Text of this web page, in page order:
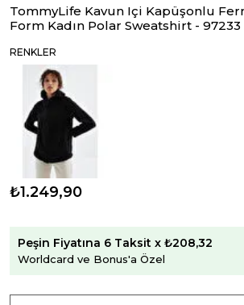
TommyLife Kavun Içi Kapüşonlu
Form Kadın Polar Sweatshirt - 97233
RENKLER
₺1.249,90
Peşin Fiyatına 6 Taksit x ₺208,32
Worldcard ve Bonus'a Özel